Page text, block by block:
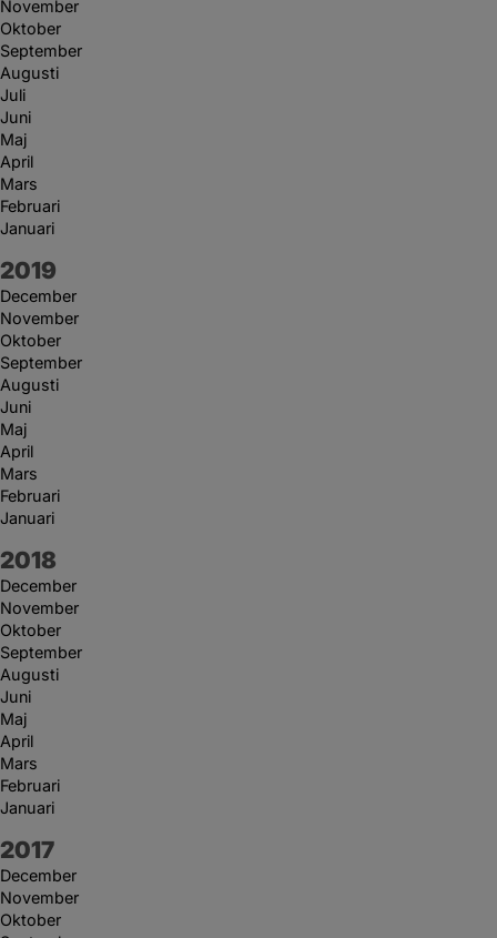
November
Oktober
September
Augusti
Juli
Juni
Maj
April
Mars
Februari
Januari
År:
2019
December
November
Oktober
September
Augusti
Juni
Maj
April
Mars
Februari
Januari
År:
2018
December
November
Oktober
September
Augusti
Juni
Maj
April
Mars
Februari
Januari
År:
2017
December
November
Oktober